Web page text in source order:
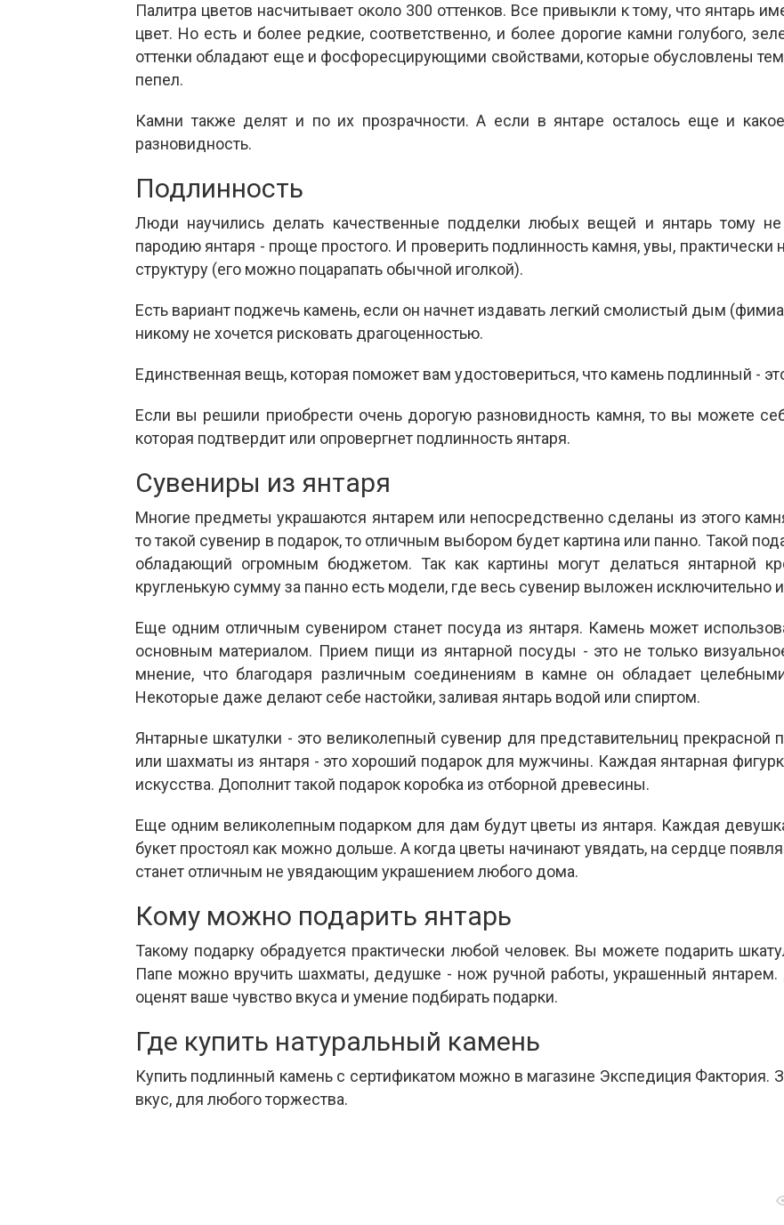
Палитра цветов насчитывает около 300 оттенков. Все привыкли к тому, что янтарь
цвет. Но есть и более редкие, соответственно, и более дорогие камни голубого,
оттенки обладают еще и фосфоресцирующими свойствами, которые обусловлены
пепел.
Камни также делят и по их прозрачности. А если в янтаре осталось еще и
разновидность.
Подлинность
Люди научились делать качественные подделки любых вещей и янтарь тому
пародию янтаря - проще простого. И проверить подлинность камня, увы,
структуру (его можно поцарапать обычной иголкой).
Есть вариант поджечь камень, если он начнет издавать легкий смолистый дым
никому не хочется рисковать драгоценностью.
Единственная вещь, которая поможет вам удостовериться, что камень подлинный -
Если вы решили приобрести очень дорогую разновидность камня, то вы можете
которая подтвердит или опровергнет подлинность янтаря.
Сувениры из янтаря
Многие предметы украшаются янтарем или непосредственно сделаны из этого
то такой сувенир в подарок, то отличным выбором будет картина или панно. Такой
обладающий огромным бюджетом. Так как картины могут делаться янтарной
кругленькую сумму за панно есть модели, где весь сувенир выложен исключительно
Еще одним отличным сувениром станет посуда из янтаря. Камень может
основным материалом. Прием пищи из янтарной посуды - это не только
мнение, что благодаря различным соединениям в камне он обладает
Некоторые даже делают себе настойки, заливая янтарь водой или спиртом.
Янтарные шкатулки - это великолепный сувенир для представительниц прекрасной
или шахматы из янтаря - это хороший подарок для мужчины. Каждая янтарная
искусства. Дополнит такой подарок коробка из отборной древесины.
Еще одним великолепным подарком для дам будут цветы из янтаря. Каждая
букет простоял как можно дольше. А когда цветы начинают увядать, на сердце
станет отличным не увядающим украшением любого дома.
Кому можно подарить янтарь
Такому подарку обрадуется практически любой человек. Вы можете подарить
Папе можно вручить шахматы, дедушке - нож ручной работы, украшенный янтарем.
оценят ваше чувство вкуса и умение подбирать подарки.
Где купить натуральный камень
Купить подлинный камень с сертификатом можно в магазине Экспедиция Фактория.
вкус, для любого торжества.